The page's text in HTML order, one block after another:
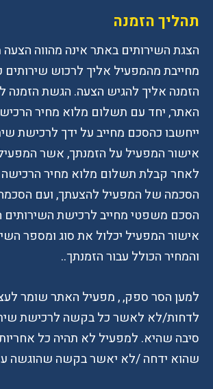
תהליך הזמנה
הצגת השירותים באתר אינה מהווה
מחייבת מהמפעיל אליך לרכוש
הזמנה אליך להגיש הצעה. הגשת הזמנה
האתר, יחד עם תשלום מלוא מחיר
ייחשבו כהסכם מחייב על ידך לרכישת
אישור המפעיל על הזמנתך, אשר
לאחר קבלת תשלום מלוא מחיר הרכישה
הסכמה של המפעיל להצעתך, ועם הסכמה
הסכם משפטי מחייב לרכישת השירותים
אישור המפעיל יכלול את סוג ומספר
והמחיר הכולל עבור הזמנתך..
למען הסר ספק, , מפעיל האתר שומר
לדחות/לא לאשר כל בקשה לרכישת
סיבה שהיא. למפעיל לא תהיה כל
שהוא ידחה /לא יאשר בקשה שהוגשה